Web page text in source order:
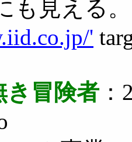
も見える。
'
き冒険者